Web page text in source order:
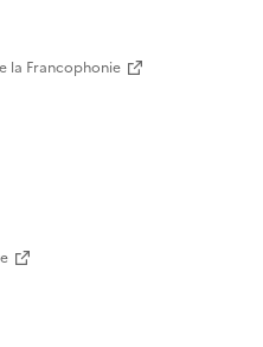
la Francophonie